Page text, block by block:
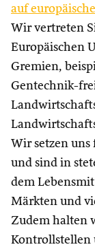
auf
Wir vertreten
Europäischen
Gremien,
Gentechnik-
Wir setzen uns
und sind in
dem
Märkten und
Zudem halten
Kontrollstellen